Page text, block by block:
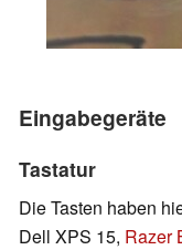
Eingabegeräte
Tastatur
Die Tasten haben
Dell XPS 15, Razer